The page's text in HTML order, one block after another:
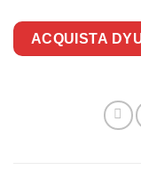
ACQUISTA